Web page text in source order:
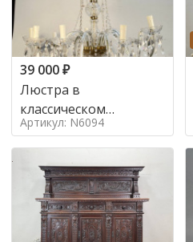
39 000₽
Люстра в
классическом
итальянском стиле на
10 ламп. в стиле
Артикул: N6094